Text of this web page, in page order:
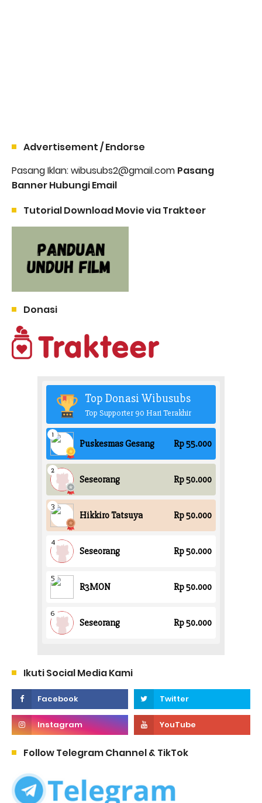
Advertisement / Endorse
Pasang Iklan: wibusubs2@gmail.com Pasang
Banner Hubungi Email
Tutorial Download Movie via Trakteer
Donasi
Ikuti Social Media Kami
Follow Telegram Channel & TikTok